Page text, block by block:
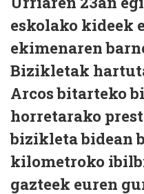
eskolako kideek
ekimenaren
Bizikletak
Arcos bitarteko
horretarako
bizikleta bidean
kilometroko
gazteek euren